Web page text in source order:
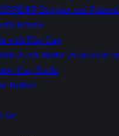
PP Dropper and
Handle
with Flip-Cap
Neck Bottle (ขวดยา/อา
Cap Bottle
Bottles
Jar